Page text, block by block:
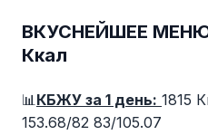
ВКУСНЕЙШЕЕ МЕНЮ
Ккал
📊КБЖУ за 1 день: 1815
153.68/82 83/105.07